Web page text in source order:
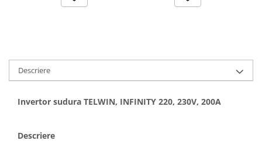
Hote bucatarie
Hote cupolare
Hote decorative
Hote insula
Hote traditionale
Descriere
Invertor sudura TELWIN, INFINITY 220, 230V, 200A
Descriere